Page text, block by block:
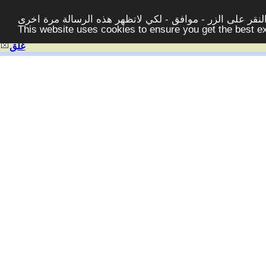
على الزر - موافق - لكي لاتظهر هذه الرسالة مرة اخرى -
This website uses cookies to ensure you get the best
غلق